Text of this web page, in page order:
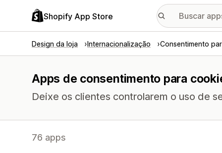
Shopify App Store
Design da loja Internacionalização Consentimento
Apps de consentimento para
Deixe os clientes controlarem o uso de
76 apps